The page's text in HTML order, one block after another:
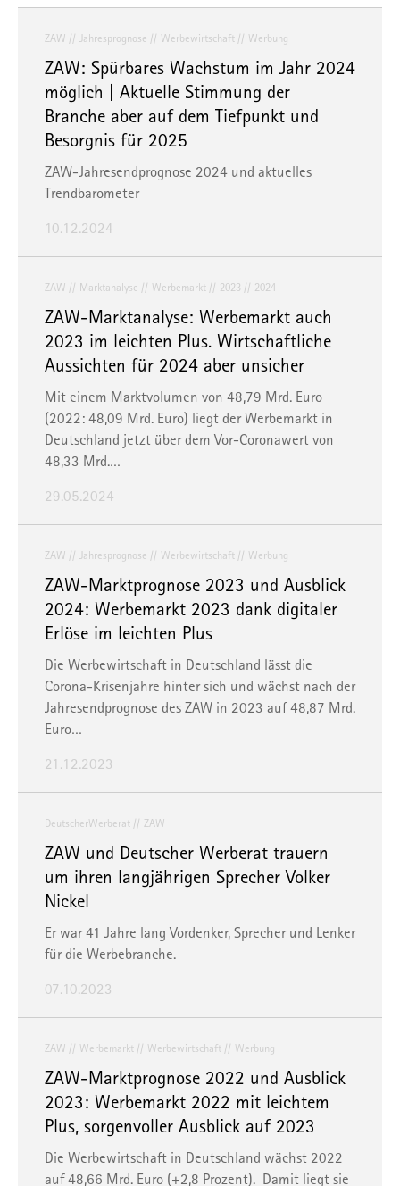
ZAW Jahresprognose Werbewirtschaft Werbung
ZAW: Spürbares Wachstum im Jahr 2024
möglich | Aktuelle Stimmung der
Branche aber auf dem Tiefpunkt und
Besorgnis für 2025
ZAW-Jahresendprognose 2024 und aktuelles
Trendbarometer
10.12.2024
ZAW Marktanalyse Werbemarkt 2023 2024
ZAW-Marktanalyse: Werbemarkt auch
2023 im leichten Plus. Wirtschaftliche
Aussichten für 2024 aber unsicher
Mit einem Marktvolumen von 48,79 Mrd. Euro
(2022: 48,09 Mrd. Euro) liegt der Werbemarkt in
Deutschland jetzt über dem Vor-Coronawert von
48,33 Mrd.…
29.05.2024
ZAW Jahresprognose Werbewirtschaft Werbung
ZAW-Marktprognose 2023 und Ausblick
2024: Werbemarkt 2023 dank digitaler
Erlöse im leichten Plus
Die Werbewirtschaft in Deutschland lässt die
Corona-Krisenjahre hinter sich und wächst nach der
Jahresendprognose des ZAW in 2023 auf 48,87 Mrd.
Euro…
21.12.2023
DeutscherWerberat ZAW
ZAW und Deutscher Werberat trauern
um ihren langjährigen Sprecher Volker
Nickel
Er war 41 Jahre lang Vordenker, Sprecher und Lenker
für die Werbebranche.
07.10.2023
ZAW Werbemarkt Werbewirtschaft Werbung
ZAW-Marktprognose 2022 und Ausblick
2023: Werbemarkt 2022 mit leichtem
Plus, sorgenvoller Ausblick auf 2023
Die Werbewirtschaft in Deutschland wächst 2022
auf 48,66 Mrd. Euro (+2,8 Prozent). Damit liegt sie